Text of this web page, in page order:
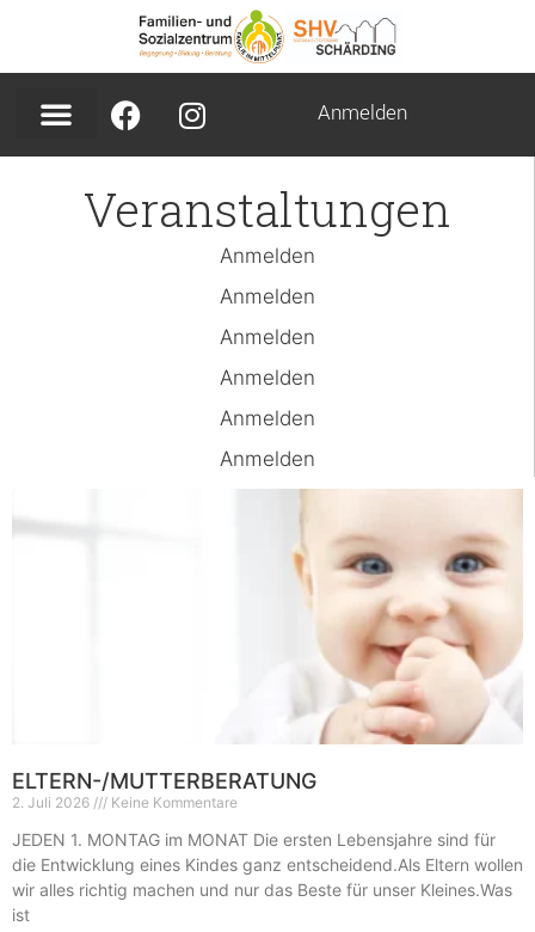
Anmelden
Veranstaltungen
Anmelden
Anmelden
Anmelden
Anmelden
Anmelden
Anmelden
ELTERN-/MUTTERBERATUNG
2. Juli 2026 Keine Kommentare
JEDEN 1. MONTAG im MONAT Die ersten Lebensjahre sind für
die Entwicklung eines Kindes ganz entscheidend.Als Eltern wollen
wir alles richtig machen und nur das Beste für unser Kleines.Was
ist